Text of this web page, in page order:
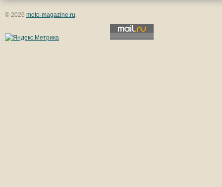
© 2026 moto-magazine.ru